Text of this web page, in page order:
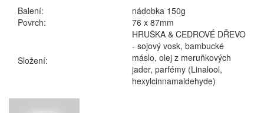
Balení:
nádobka 150g
Povrch:
76 x 87mm
Složení:
HRUŠKA & CEDROVÉ DŘEVO
- sojový vosk, bambucké
máslo, olej z meruňkových
jader, parfémy (Linalool,
hexylcinnamaldehyde)